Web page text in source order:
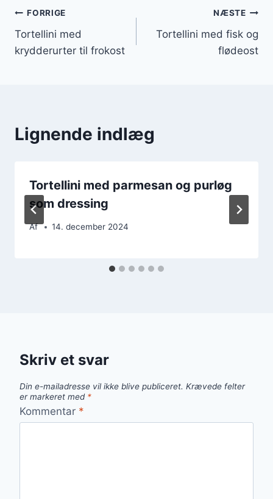
Indlægsnavigation
FORRIGE
Tortellini med
krydderurter til frokost
NÆSTE
Tortellini med fisk og
flødeost
Lignende indlæg
Tortellini med parmesan og purløg
som dressing
Af 14. december 2024
Skriv et svar
Din e-mailadresse vil ikke blive publiceret. Krævede felter
er markeret med *
Kommentar *